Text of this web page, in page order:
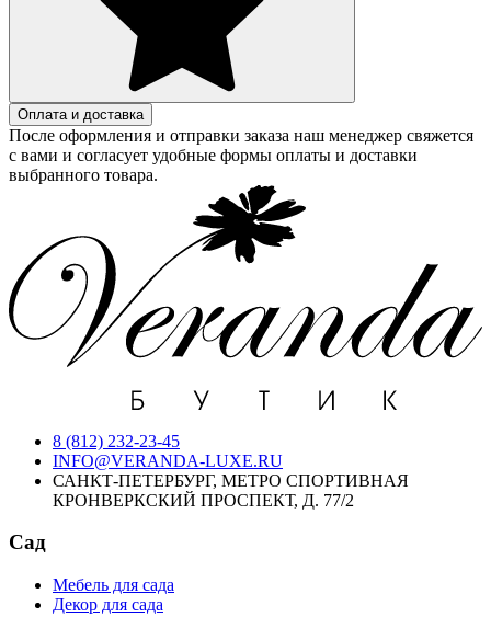
Оплата и доставка
После оформления и отправки заказа наш менеджер свяжется
с вами и согласует удобные формы оплаты и доставки
выбранного товара.
8 (812) 232-23-45
INFO@VERANDA-LUXE.RU
САНКТ-ПЕТЕРБУРГ, МЕТРО СПОРТИВНАЯ
КРОНВЕРКСКИЙ ПРОСПЕКТ, Д. 77/2
Сад
Мебель для сада
Декор для сада